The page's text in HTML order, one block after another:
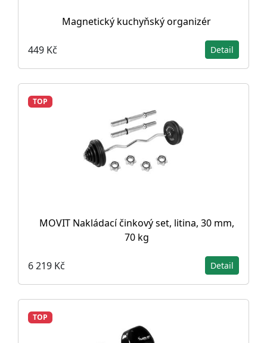
Magnetický kuchyňský organizér
449 Kč Detail
TOP
MOVIT Nakládací činkový set, litina, 30 mm,
70 kg
6 219 Kč Detail
TOP